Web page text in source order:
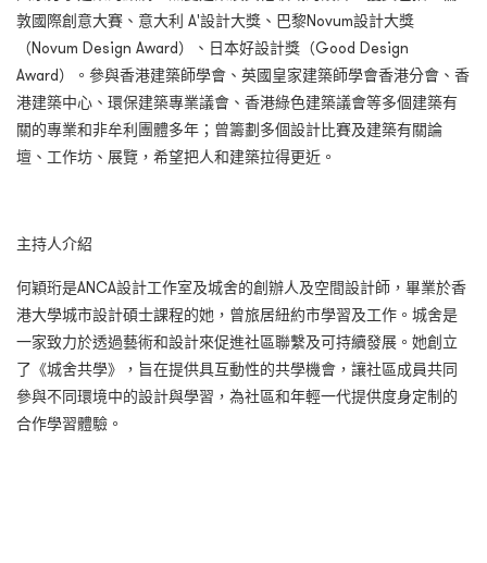
敦國際創意大賽、意大利 A'設計大獎、巴黎Novum設計大獎
（Novum Design Award）、日本好設計獎（Good Design
Award）。參與香港建築師學會、英國皇家建築師學會香港分會、香
港建築中心、環保建築專業議會、香港綠色建築議會等多個建築有
關的專業和非牟利團體多年；曾籌劃多個設計比賽及建築有關論
壇、工作坊、展覽，希望把人和建築拉得更近。
主持人介紹
何穎珩是ANCA設計工作室及城舍的創辦人及空間設計師，畢業於香
港大學城市設計碩士課程的她，曾旅居紐約市學習及工作。城舍是
一家致力於透過藝術和設計來促進社區聯繫及可持續發展。她創立
了《城舍共學》，旨在提供具互動性的共學機會，讓社區成員共同
參與不同環境中的設計與學習，為社區和年輕一代提供度身定制的
合作學習體驗。